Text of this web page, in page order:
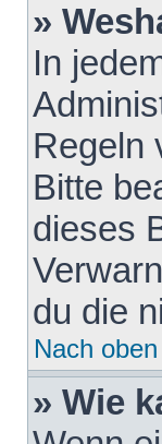
»
In
Regeln
Bitte
dieses
du die
Nach oben
» Wie